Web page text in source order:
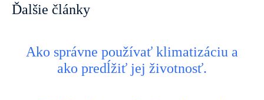
Ďalšie články
Ako správne používať klimatizáciu a
ako predĺžiť jej životnosť.